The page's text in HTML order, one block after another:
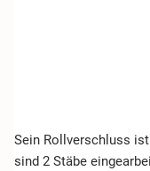
Sein Rollverschluss ist
sind 2 Stäbe